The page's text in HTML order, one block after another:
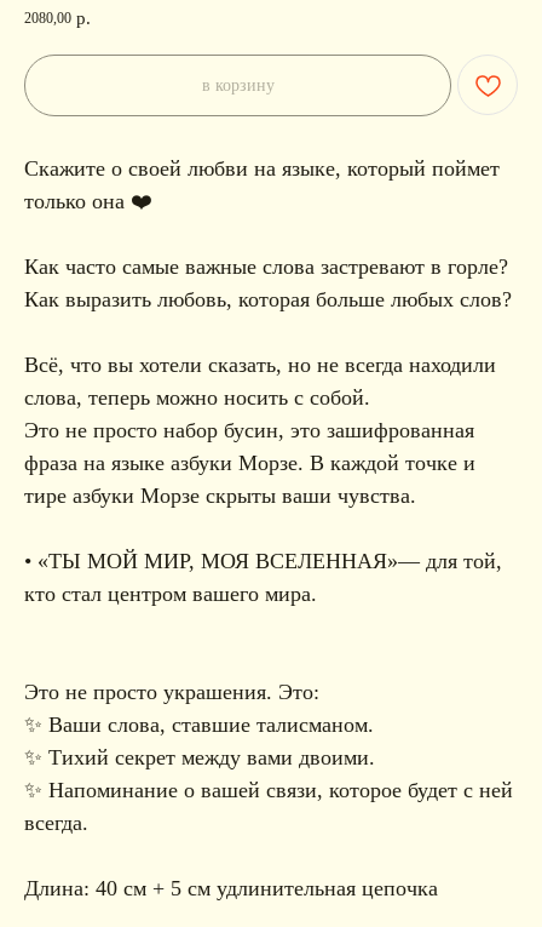
2080,00 р.
в корзину
Скажите о своей любви на языке, который поймет
только она ❤️
Как часто самые важные слова застревают в горле?
Как выразить любовь, которая больше любых слов?
Всё, что вы хотели сказать, но не всегда находили
слова, теперь можно носить с собой.
Это не просто набор бусин, это зашифрованная
фраза на языке азбуки Морзе. В каждой точке и
тире азбуки Морзе скрыты ваши чувства.
• «ТЫ МОЙ МИР, МОЯ ВСЕЛЕННАЯ»— для той,
кто стал центром вашего мира.
Это не просто украшения. Это:
✨ Ваши слова, ставшие талисманом.
✨ Тихий секрет между вами двоими.
✨ Напоминание о вашей связи, которое будет с ней
всегда.
Длина: 40 см + 5 см удлинительная цепочка